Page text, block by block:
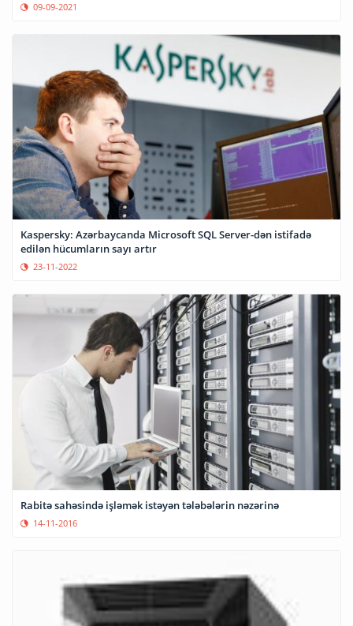
09-09-2021
Kaspersky: Azərbaycanda Microsoft SQL Server-dən istifadə
edilən hücumların sayı artır
23-11-2022
Rabitə sahəsində işləmək istəyən tələbələrin nəzərinə
14-11-2016